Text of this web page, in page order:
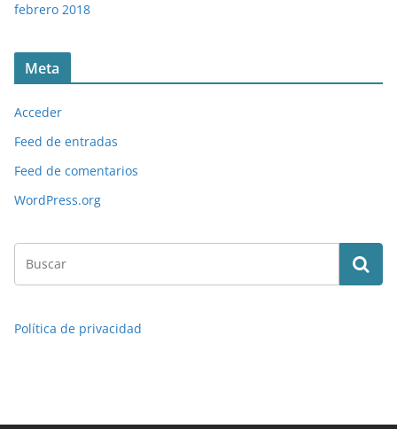
febrero 2018
Meta
Acceder
Feed de entradas
Feed de comentarios
WordPress.org
Política de privacidad